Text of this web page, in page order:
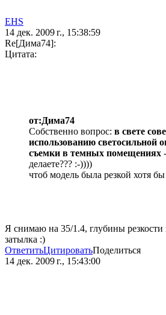
EHS
14 дек. 2009 г., 15:38:59
Re[Дима74]:
Цитата:
от:Дима74
Собственно вопрос: в свете
использованию светосильной
съемки в темных помещениях
делаете??? :-))))
чтоб модель была резкой хотя
Я снимаю на 35/1.4, глубины резкости
затылка :)
ОтветитьЦитироватьПоделиться
14 дек. 2009 г., 15:43:00